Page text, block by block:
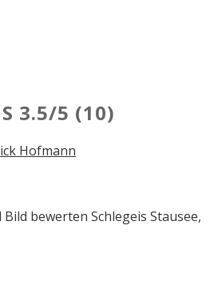
3.5/5 (10)
Hofmann
bewerten Schlegeis Stausee,